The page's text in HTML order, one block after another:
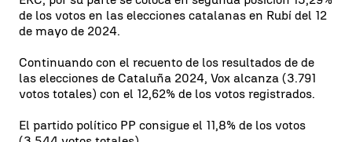
de los votos en las elecciones catalanas en Rubí del 12
de mayo de 2024.
Continuando con el recuento de los resultados de de
las elecciones de Cataluña 2024, Vox alcanza (3.791
votos totales) con el 12,62% de los votos registrados.
El partido político PP consigue el 11,8% de los votos